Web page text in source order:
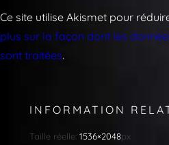
Ce site utilise Akismet pour
plus sur la façon dont les
sont traitées.
INFORMATION
Taille réelle: 1536×2048px